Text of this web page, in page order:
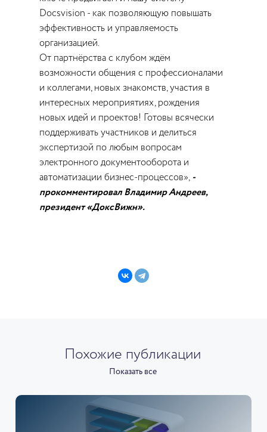
Docsvision - как позволяющую повышать
эффективность и управляемость
организацией.
От партнёрства с клубом ждём
возможности общения с профессионалами
и коллегами, новых знакомств, участия в
интересных мероприятиях, рождения
новых идей и проектов! Готовы всячески
поддерживать участников и делиться
экспертизой по любым вопросам
электронного документооборота и
автоматизации бизнес-процессов», -
прокомментировал Владимир Андреев,
президент «ДоксВижн».
Похожие публикации
Показать все